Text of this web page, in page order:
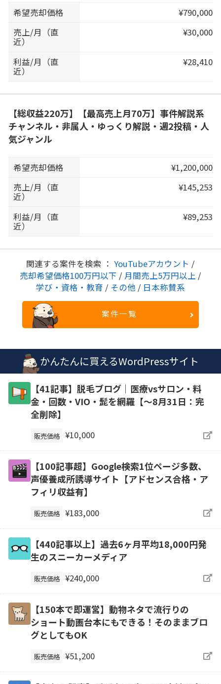
希望売却価格
¥790,000
売上/月（直
近）
¥30,000
利益/月（直
近）
¥28,410
【総収益220万】【最高売上月70万】事件解説系
チャンネル・非属人・ゆっくり解説・週2投稿・人
気ジャンル
希望売却価格
¥1,200,000
売上/月（直
近）
¥145,253
利益/月（直
近）
¥89,253
関連する案件を検索 ： YouTubeアカウント /
売却希望価格100万円以下 / 月間売上5万円以上 /
学び・資格・教育 / その他 / 日本称賛系
案件一覧
かんたんに買えるWordPressサイト
【41記事】脱毛ブログ｜医療vsサロン・料
金・回数・VIO・髭を網羅【～8月31日：完
全削除】
販売価格 ¥10,000
【100記事超】Google検索1位ページ多数、
声優養成所誘導サイト【アドセンス合格・ア
フィリ収益有】
販売価格 ¥183,000
【440記事以上】過去6ヶ月平均18,000円発
生のスニーカーメディア
販売価格 ¥240,000
【150本で即運営】動物ネタで流行りの
ショート動画台本にもできる！そのままブロ
グとしてもOK
販売価格 ¥51,200